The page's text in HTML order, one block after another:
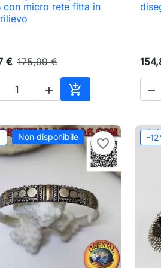
micro rete fitta in
€ 175,99 €
 
Aggiungi al

Non disponibile favorite_border -